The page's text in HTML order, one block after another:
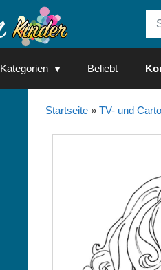
Kategorien Beliebt
Startseite» TV- und